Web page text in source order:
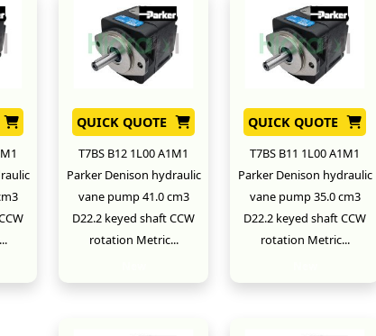
QUICK QUOTE
T7BS B12 1L00 A1M1
Parker Denison hydraulic
vane pump 41.0 cm3
D22.2 keyed shaft CCW
rotation Metric...
QUICK QUOTE
T7BS B11 1L00 A1M1
Parker Denison hydraulic
vane pump 35.0 cm3
D22.2 keyed shaft CCW
rotation Metric...